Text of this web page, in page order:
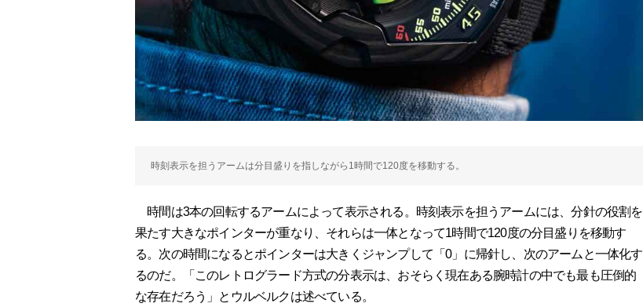
時刻表示を担うアームは分目盛りを指しながら1時間で120度を移動する。
時間は3本の回転するアームによって表示される。時刻表示を担うアームには、分針の役割を
果たす大きなポインターが重なり、それらは一体となって1時間で120度の分目盛りを移動す
る。次の時間になるとポインターは大きくジャンプして「0」に帰針し、次のアームと一体化す
るのだ。「このレトログラード方式の分表示は、おそらく現在ある腕時計の中でも最も圧倒的
な存在だろう」とウルベルクは述べている。